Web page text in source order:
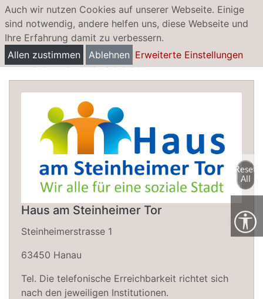
Auch wir nutzen Cookies auf unserer Webseite. Einige
sind notwendig, andere helfen uns, diese Webseite und
Ihre Erfahrung damit zu verbessern.
Allen zustimmen
Ablehnen Erweiterte Einstellungen
Haus am Steinheimer Tor
- wir alle für eine soziale Stadt
Haus am Steinheimer Tor
Steinheimerstrasse 1
63450 Hanau
Tel. Die telefonische Erreichbarkeit richtet sich
nach den jeweiligen Institutionen.
Reset
All